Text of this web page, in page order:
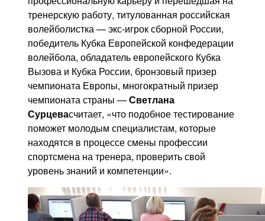
тренерскую работу, титулованная российская
волейболистка — экс-игрок сборной России,
победитель Кубка Европейской конфедерации
волейбола, обладатель европейского Кубка
Вызова и Кубка России, бронзовый призер
чемпионата Европы, многократный призер
чемпионата страны —Светлана
Сурцевасчитает, «что подобное тестирование
поможет молодым специалистам, которые
находятся в процессе смены профессии
спортсмена на тренера, проверить свой
уровень знаний и компетенции».